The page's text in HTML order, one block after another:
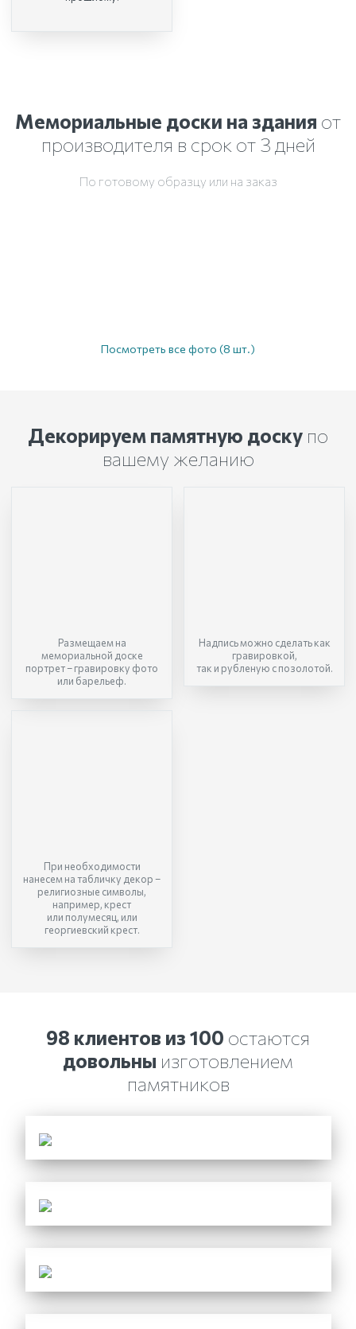
Мемориальные доски на здания от
производителя в срок от 3 дней
По готовому образцу или на заказ
Посмотреть все фото (8 шт.)
Декорируем памятную доску по
вашему желанию
Размещаем на
мемориальной доске
портрет – гравировку фото
или барельеф.
Надпись можно сделать как
гравировкой,
так и рубленую с позолотой.
При необходимости
нанесем на табличку декор –
религиозные символы,
например, крест
или полумесяц, или
георгиевский крест.
98 клиентов из 100 остаются
довольны изготовлением
памятников